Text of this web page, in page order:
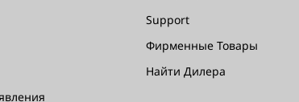
Support
Фирменные Товары
Найти Дилера